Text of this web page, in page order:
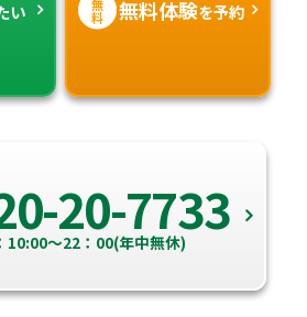
い 料 無料体験を予約
20-7733
10:00～22：00(年中無休)